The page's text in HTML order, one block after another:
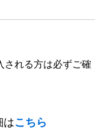
される方は必ずご確
はこちら